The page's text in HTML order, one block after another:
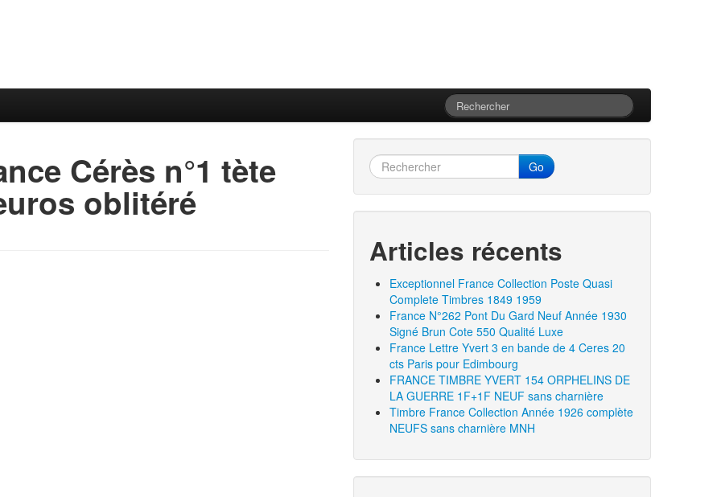
Cérès n°1 tète
oblitéré
Go
Articles récents
Exceptionnel France Collection Poste Quasi
Complete Timbres 1849 1959
France N°262 Pont Du Gard Neuf Année 1930
Signé Brun Cote 550 Qualité Luxe
France Lettre Yvert 3 en bande de 4 Ceres 20
cts Paris pour Edimbourg
FRANCE TIMBRE YVERT 154 ORPHELINS DE
LA GUERRE 1F+1F NEUF sans charnière
Timbre France Collection Année 1926 complète
NEUFS sans charnière MNH